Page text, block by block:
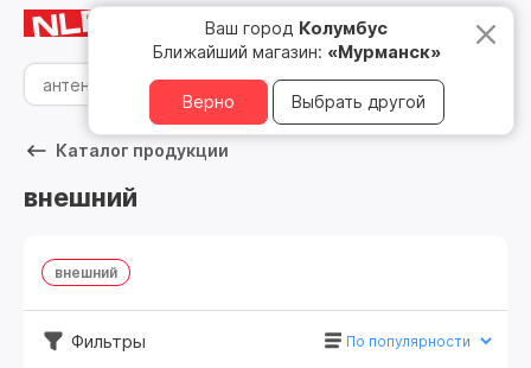
Мурманск
Ваш город Колумбус
Ближайший магазин: «Мурманск»
Верно Выбрать другой
8 800 500 05 15
Каталог продукции
внешний
внешний
Фильтры